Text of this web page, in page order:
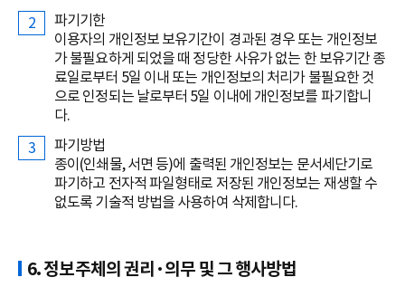
파기기한
이용자의 개인정보 보유기간이 경과된 경우 또는 개인정보
가 불필요하게 되었을 때 정당한 사유가 없는 한 보유기간 종
료일로부터 5일 이내 또는 개인정보의 처리가 불필요한 것
으로 인정되는 날로부터 5일 이내에 개인정보를 파기합니
다.
파기방법
종이(인쇄물, 서면 등)에 출력된 개인정보는 문서세단기로
파기하고 전자적 파일형태로 저장된 개인정보는 재생할 수
없도록 기술적 방법을 사용하여 삭제합니다.
6. 정보주체의 권리·의무 및 그 행사방법